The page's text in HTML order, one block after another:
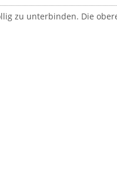
zu unterbinden. Die